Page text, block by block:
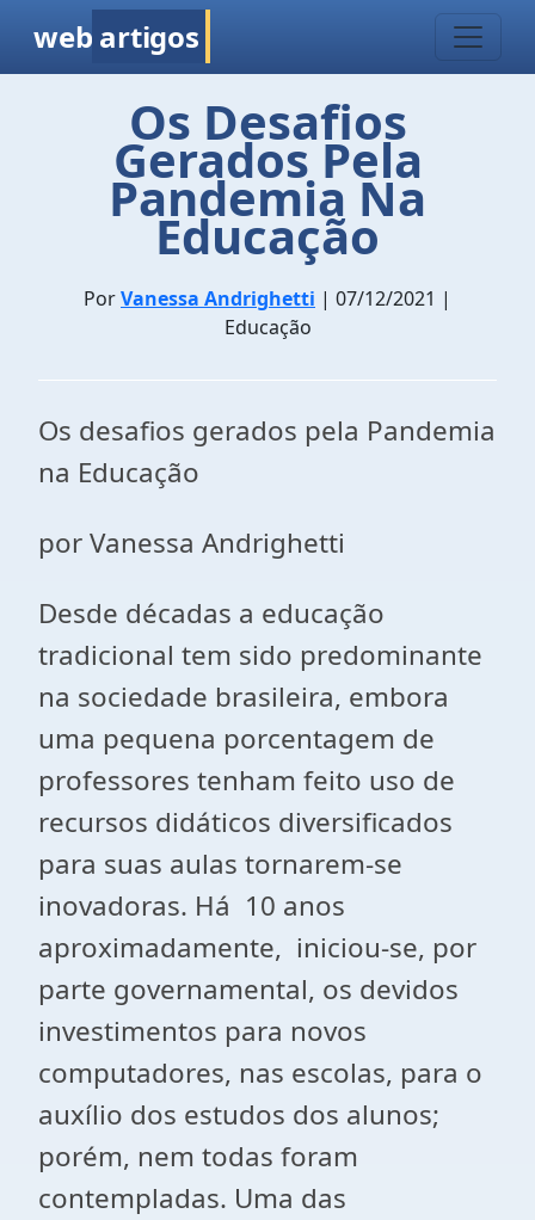
web artigos
Os Desafios
Gerados Pela
Pandemia Na
Educação
PorVanessa Andrighetti | 07/12/2021 |
Educação
Os desafios gerados pela Pandemia
na Educação
por Vanessa Andrighetti
Desde décadas a educação
tradicional tem sido predominante
na sociedade brasileira, embora
uma pequena porcentagem de
professores tenham feito uso de
recursos didáticos diversificados
para suas aulas tornarem-se
inovadoras. Há 10 anos
aproximadamente, iniciou-se, por
parte governamental, os devidos
investimentos para novos
computadores, nas escolas, para o
auxílio dos estudos dos alunos;
porém, nem todas foram
contempladas. Uma das